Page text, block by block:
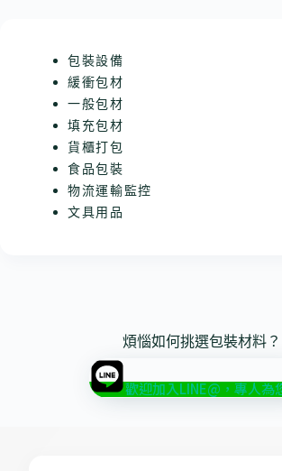
包裝設備
緩衝包材
一般包材
填充包材
貨櫃打包
食品包裝
物流運輸監控
文具用品
煩惱如何挑選包裝材料？
歡迎加入LINE@，專人為